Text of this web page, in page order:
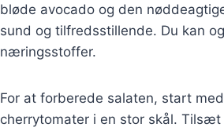
bløde avocado og den
sund og tilfredsstillende. Du kan
næringsstoffer.
For at forberede salaten, start
cherrytomater i en stor skål.